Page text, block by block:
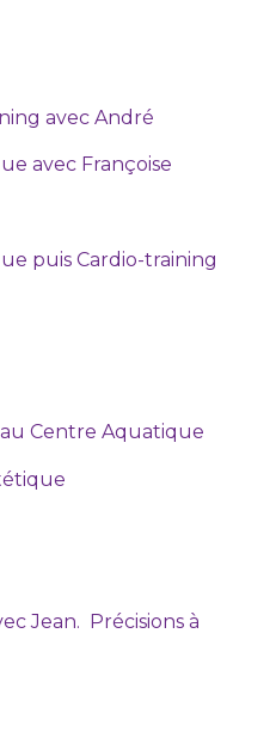
avec André
avec Françoise
puis Cardio-training
Aquatique
Jean. Précisions à